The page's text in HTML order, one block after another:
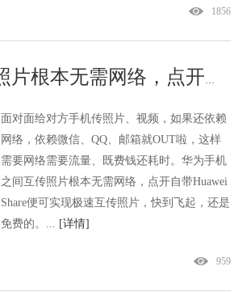
1856
华为手机互传照片根本无需网络，点开自带Huawei Share又快又省钱
面对面给对方手机传照片、视频，如果还依赖
网络，依赖微信、QQ、邮箱就OUT啦，这样
需要网络需要流量、既费钱还耗时。华为手机
之间互传照片根本无需网络，点开自带Huawei
Share便可实现极速互传照片，快到飞起，还是
免费的。... [详情]
959